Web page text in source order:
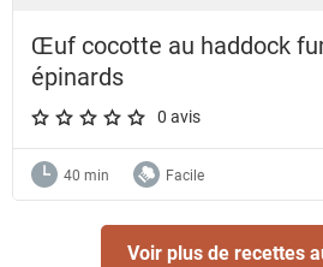
Œuf cocotte au haddock
épinards
A star rating of 0 out of 5.
0 avis
40 min Facile
Voir plus de recettes